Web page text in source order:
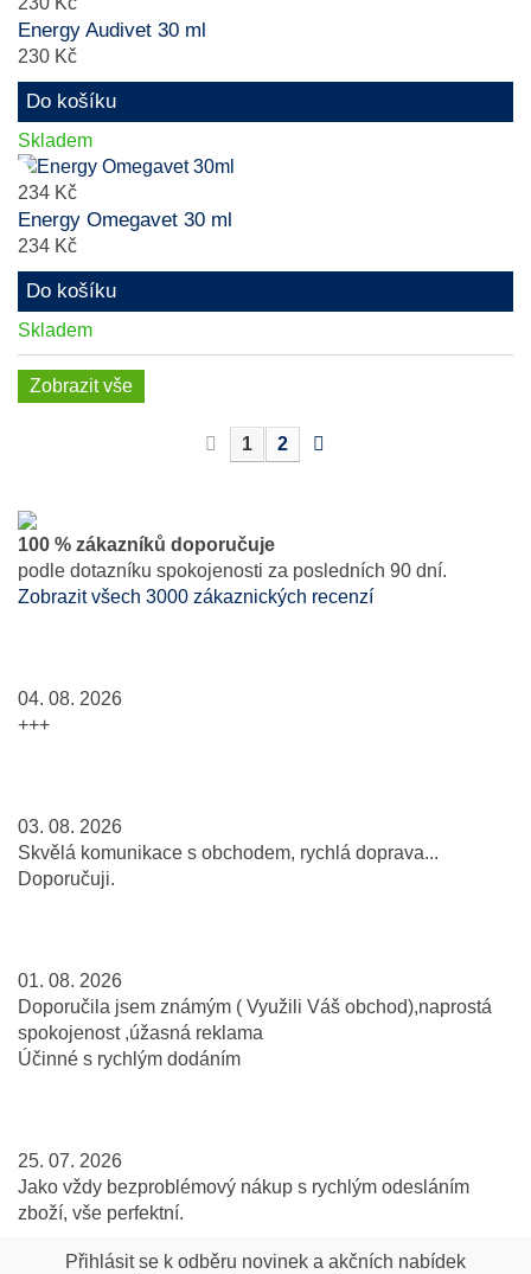
Energy Audivet 30 ml
230 Kč
Do košíku
Skladem
234 Kč
Energy Omegavet 30 ml
234 Kč
Do košíku
Skladem
Zobrazit vše
1 2
100 % zákazníků doporučuje
podle dotazníku spokojenosti za posledních 90 dní.
Zobrazit všech 3000 zákaznických recenzí
04. 08. 2026
+++
03. 08. 2026
Skvělá komunikace s obchodem, rychlá doprava...
Doporučuji.
01. 08. 2026
Doporučila jsem známým ( Využili Váš obchod),naprostá
spokojenost ,úžasná reklama
Účinné s rychlým dodáním
25. 07. 2026
Jako vždy bezproblémový nákup s rychlým odesláním
zboží, vše perfektní.
Přihlásit se k odběru novinek a akčních nabídek